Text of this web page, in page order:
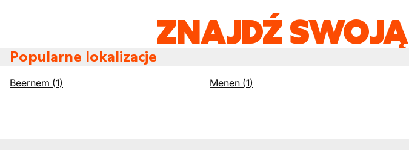
ZNAJDŹ
Popularne lokalizacje
Beernem (1) Menen (1)